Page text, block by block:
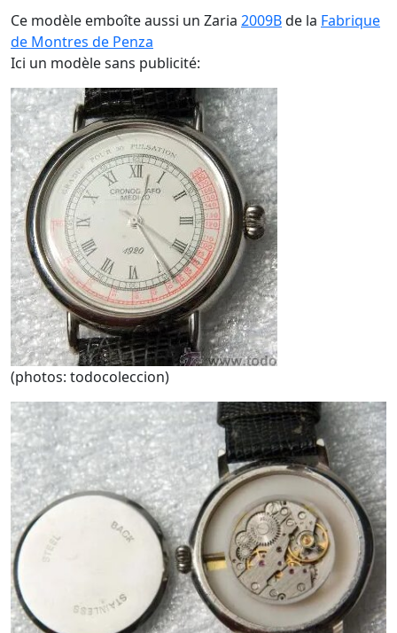
Ce modèle emboîte aussi un Zaria 2009Bde la Fabrique
de Montres de Penza
Ici un modèle sans publicité:
(photos: todocoleccion)